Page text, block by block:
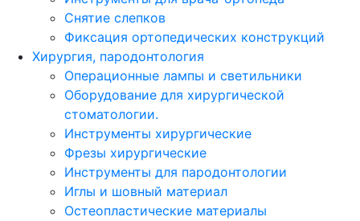
Снятие слепков
Фиксация ортопедических конструкций
Хирургия, пародонтология
Операционные лампы и светильники
Оборудование для хирургической
стоматологии.
Инструменты хирургические
Фрезы хирургические
Инструменты для пародонтологии
Иглы и шовный материал
Остеопластические материалы